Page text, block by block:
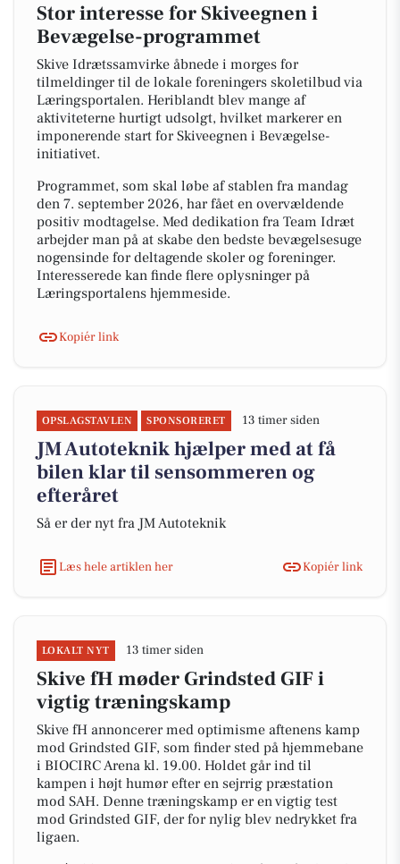
Stor interesse for Skiveegnen i
Bevægelse-programmet
Skive Idrætssamvirke åbnede i morges for
tilmeldinger til de lokale foreningers skoletilbud via
Læringsportalen. Heriblandt blev mange af
aktiviteterne hurtigt udsolgt, hvilket markerer en
imponerende start for Skiveegnen i Bevægelse-
initiativet.
Programmet, som skal løbe af stablen fra mandag
den 7. september 2026, har fået en overvældende
positiv modtagelse. Med dedikation fra Team Idræt
arbejder man på at skabe den bedste bevægelsesuge
nogensinde for deltagende skoler og foreninger.
Interesserede kan finde flere oplysninger på
Læringsportalens hjemmeside.
Kopiér link
OPSLAGSTAVLEN SPONSORERET 13 timer siden
JM Autoteknik hjælper med at få
bilen klar til sensommeren og
efteråret
Så er der nyt fra JM Autoteknik
Læs hele artiklen her Kopiér link
LOKALT NYT 13 timer siden
Skive fH møder Grindsted GIF i
vigtig træningskamp
Skive fH annoncerer med optimisme aftenens kamp
mod Grindsted GIF, som finder sted på hjemmebane
i BIOCIRC Arena kl. 19.00. Holdet går ind til
kampen i højt humør efter en sejrrig præstation
mod SAH. Denne træningskamp er en vigtig test
mod Grindsted GIF, der for nylig blev nedrykket fra
ligaen.